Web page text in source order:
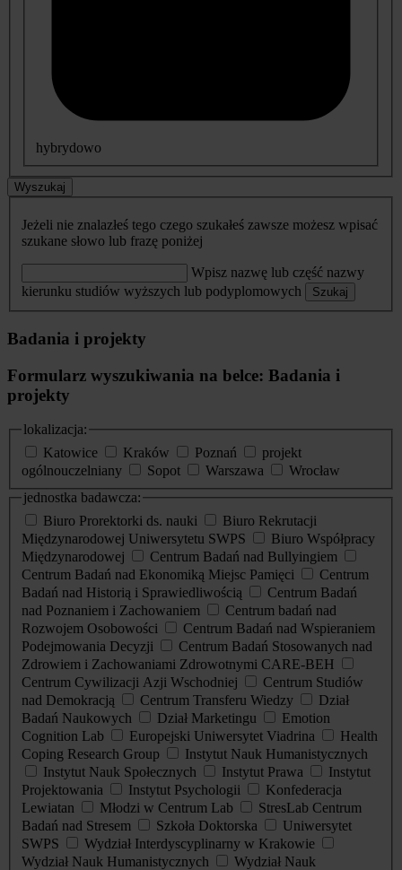
hybrydowo
Wyszukaj
Jeżeli nie znalazłeś tego czego szukałeś zawsze możesz wpisać
szukane słowo lub frazę poniżej
Wpisz nazwę lub część nazwy
kierunku studiów wyższych lub podyplomowych
Szukaj
Badania i projekty
Formularz wyszukiwania na belce: Badania i
projekty
lokalizacja:
Katowice
Kraków Poznań
projekt
ogólnouczelniany
Sopot Warszawa
Wrocław
jednostka badawcza:
Biuro Prorektorki ds. nauki
Biuro Rekrutacji
Międzynarodowej Uniwersytetu SWPS
Biuro Współpracy
Międzynarodowej
Centrum Badań nad Bullyingiem
Centrum Badań nad Ekonomiką Miejsc Pamięci
Centrum
Badań nad Historią i Sprawiedliwością
Centrum Badań
nad Poznaniem i Zachowaniem
Centrum badań nad
Rozwojem Osobowości
Centrum Badań nad Wspieraniem
Podejmowania Decyzji
Centrum Badań Stosowanych nad
Zdrowiem i Zachowaniami Zdrowotnymi CARE-BEH
Centrum Cywilizacji Azji Wschodniej
Centrum Studiów
nad Demokracją
Centrum Transferu Wiedzy
Dział
Badań Naukowych
Dział Marketingu
Emotion
Cognition Lab
Europejski Uniwersytet Viadrina
Health
Coping Research Group
Instytut Nauk Humanistycznych
Instytut Nauk Społecznych
Instytut Prawa
Instytut
Projektowania
Instytut Psychologii
Konfederacja
Lewiatan
Młodzi w Centrum Lab
StresLab Centrum
Badań nad Stresem
Szkoła Doktorska
Uniwersytet
SWPS
Wydział Interdyscyplinarny w Krakowie
Wydział Nauk Humanistycznych
Wydział Nauk